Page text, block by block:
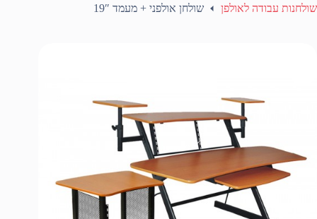
שולחנות עבודה לאולפן
שולחן אולפני + מעמד 19″